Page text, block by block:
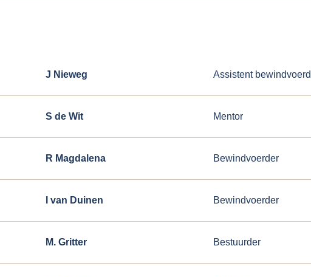
J Nieweg Assistent
S de Wit Mentor
R Magdalena Bewindvoerder
I van Duinen Bewindvoerder
M. Gritter Bestuurder